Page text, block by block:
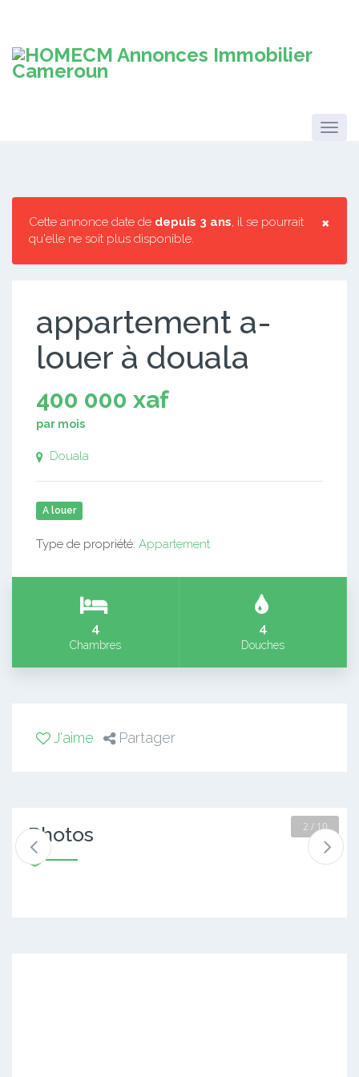
×
Cette annonce date de depuis 3 ans, il se pourrait
qu'elle ne soit plus disponible.
appartement a-
louer à douala
400 000 xaf
par mois
Douala
A louer
Type de propriété: Appartement
4
Chambres
4
Douches
J'aime Partager
Photos 2 / 10